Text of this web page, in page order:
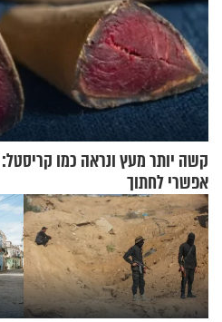
קשה יותר מעץ ונראה כמו
אפשרי לחתוך